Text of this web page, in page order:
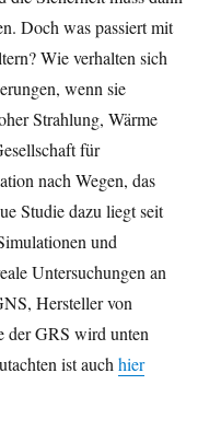
Doch was passiert mit
Wie verhalten sich
wenn sie
Strahlung, Wärme
für
nach Wegen, das
Studie dazu liegt seit
und
Untersuchungen an
Hersteller von
der GRS wird unten
ist auchhier